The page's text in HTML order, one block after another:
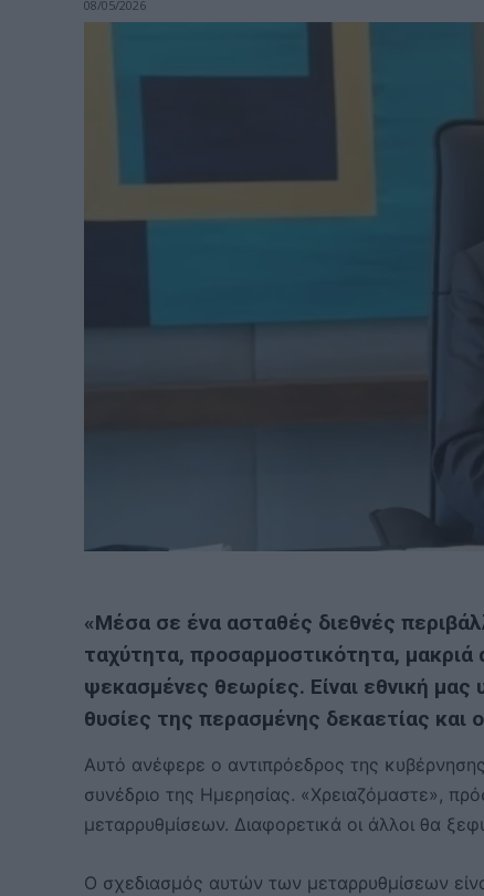
08/05/2026
«Μέσα σε ένα ασταθές διεθνές
ταχύτητα, προσαρμοστικότητα,
ψεκασμένες θεωρίες. Είναι εθνική
θυσίες της περασμένης δεκαετίας και
Αυτό ανέφερε ο αντιπρόεδρος της
συνέδριο της Ημερησίας. «Χρειαζόμαστε»,
μεταρρυθμίσεων. Διαφορετικά οι άλλοι θα
Ο σχεδιασμός αυτών των μεταρρυθμίσεων